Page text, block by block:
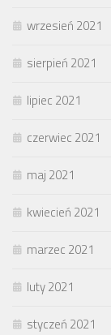
wrzesień 2021
sierpień 2021
lipiec 2021
czerwiec 2021
maj 2021
kwiecień 2021
marzec 2021
luty 2021
styczeń 2021